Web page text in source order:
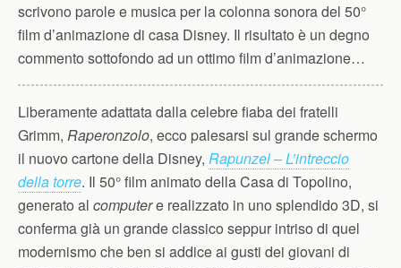
scrivono parole e musica per la colonna sonora del 50°
film d’animazione di casa Disney. Il risultato è un degno
commento sottofondo ad un ottimo film d’animazione…
Liberamente adattata dalla celebre fiaba dei fratelli
Grimm, Raperonzolo, ecco palesarsi sul grande schermo
il nuovo cartone della Disney, Rapunzel – L’intreccio
della torre. Il 50° film animato della Casa di Topolino,
generato al computere realizzato in uno splendido 3D, si
conferma già un grande classico seppur intriso di quel
modernismo che ben si addice ai gusti dei giovani di